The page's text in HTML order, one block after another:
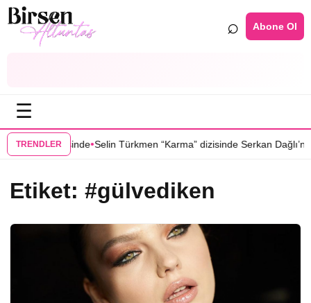
⌕ Abone Ol
☰
TRENDLER
Yer” dizisinde•Selin Türkmen “Karma” dizisinde Serkan
Etiket: #gülvediken